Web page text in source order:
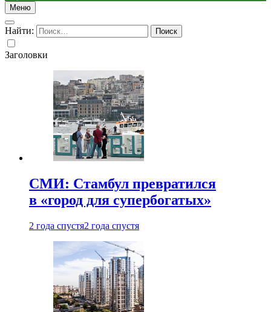
Меню
Найти:
Заголовки
СМИ: Стамбул превратился
в «город для супербогатых»
2 года спустя2 года спустя